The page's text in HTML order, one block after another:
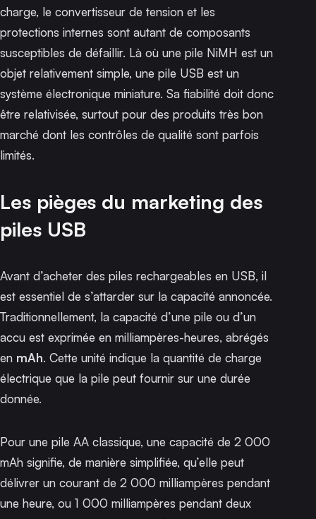
charge, le convertisseur de tension et les
protections internes sont autant de composants
susceptibles de défaillir. Là où une pile NiMH est un
objet relativement simple, une pile USB est un
système électronique miniature. Sa fiabilité doit donc
être relativisée, surtout pour des produits très bon
marché dont les contrôles de qualité sont parfois
limités.
Les pièges du marketing des
piles USB
Avant d’acheter des piles rechargeables en USB, il
est essentiel de s’attarder sur la capacité annoncée.
Traditionnellement, la capacité d’une pile ou d’un
accu est exprimée en milliampères-heures, abrégés
en mAh. Cette unité indique la quantité de charge
électrique que la pile peut fournir sur une durée
donnée.
Pour une pile AA classique, une capacité de 2 000
mAh signifie, de manière simplifiée, qu’elle peut
délivrer un courant de 2 000 milliampères pendant
une heure, ou 1 000 milliampères pendant deux